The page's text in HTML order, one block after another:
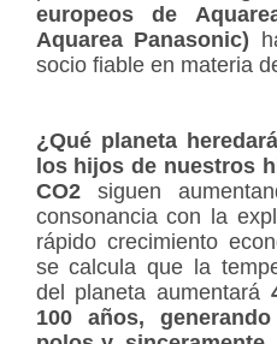
europeos de
Aquarea Panasonic)
socio fiable en materia
¿Qué planeta
los hijos de nuestros
CO2 siguen
consonancia con la
rápido crecimiento
se calcula que la
del planeta aumentará
100 años,